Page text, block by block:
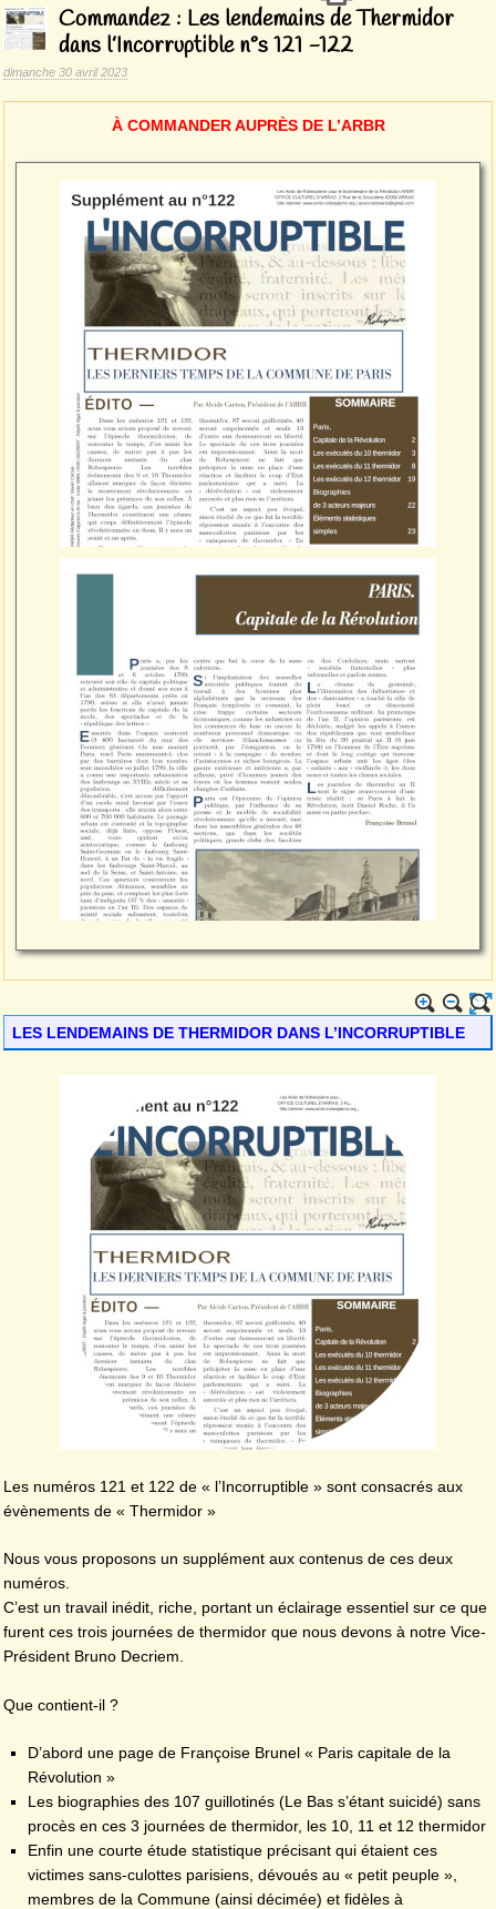
Commandez : Les lendemains de Thermidor
dans l’Incorruptible n°s 121 -122
dimanche 30 avril 2023
À COMMANDER AUPRÈS DE L’ARBR
LES LENDEMAINS DE THERMIDOR DANS L’INCORRUPTIBLE
Les numéros 121 et 122 de « l’Incorruptible » sont consacrés aux
évènements de « Thermidor »
Nous vous proposons un supplément aux contenus de ces deux
numéros.
C’est un travail inédit, riche, portant un éclairage essentiel sur ce que
furent ces trois journées de thermidor que nous devons à notre Vice-
Président Bruno Decriem.
Que contient-il ?
D’abord une page de Françoise Brunel « Paris capitale de la
Révolution »
Les biographies des 107 guillotinés (Le Bas s’étant suicidé) sans
procès en ces 3 journées de thermidor, les 10, 11 et 12 thermidor
Enfin une courte étude statistique précisant qui étaient ces
victimes sans-culottes parisiens, dévoués au « petit peuple »,
membres de la Commune (ainsi décimée) et fidèles à